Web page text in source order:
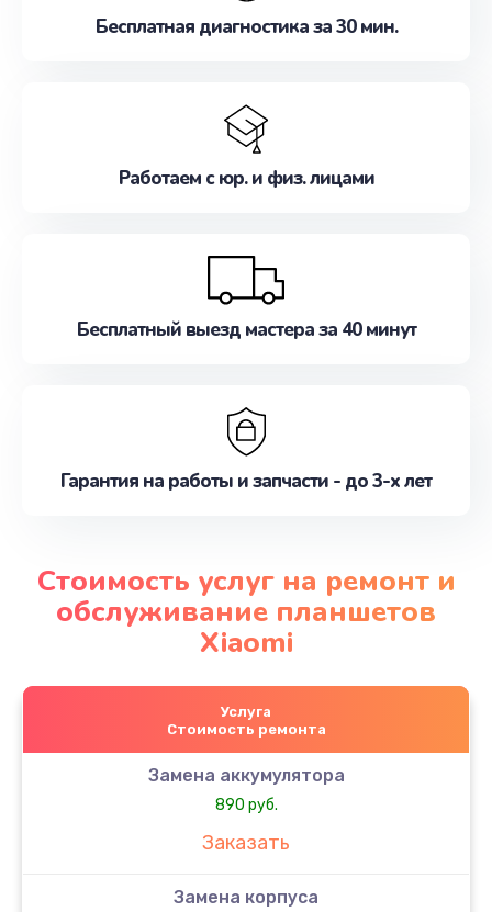
Бесплатная диагностика за 30 мин.
Работаем с юр. и физ. лицами
Бесплатный выезд мастера за 40 минут
Гарантия на работы и запчасти - до 3-х лет
Стоимость услуг на ремонт и
обслуживание планшетов
Xiaomi
Услуга
Стоимость ремонта
Замена аккумулятора
890 руб.
Заказать
Замена корпуса